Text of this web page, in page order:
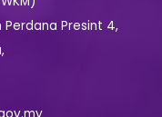
Perdana Presint 4,